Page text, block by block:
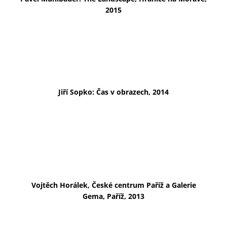
2015
Jiří Sopko: Čas v obrazech, 2014
Vojtěch Horálek, České centrum Paříž a Galerie
Gema, Paříž, 2013